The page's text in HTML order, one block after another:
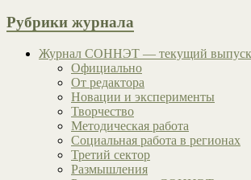
Рубрики журнала
Журнал СОННЭТ — текущий выпуск
Официально
От редактора
Новации и эксперименты
Творчество
Методическая работа
Социальная работа в регионах
Третий сектор
Размышления